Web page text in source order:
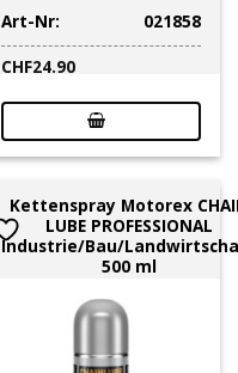
Art-Nr:
021858
CHF24.90
Kettenspray Motorex
LUBE PROFESSIONAL
Industrie/Bau/
500 ml